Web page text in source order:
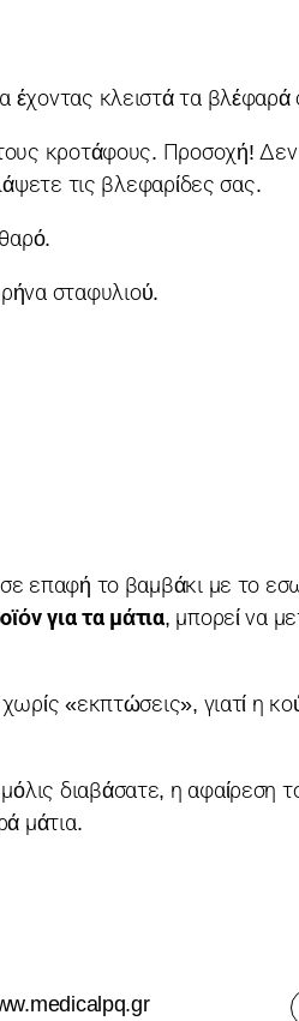
έχοντας κλειστά τα βλέφαρά
κροτάφους. Προσοχή! Δεν
τις βλεφαρίδες σας.
σταφυλιού.
επαφή το βαμβάκι με το
για τα μάτια, μπορεί να
«εκπτώσεις», γιατί η
διαβάσατε, η αφαίρεση
μάτια.